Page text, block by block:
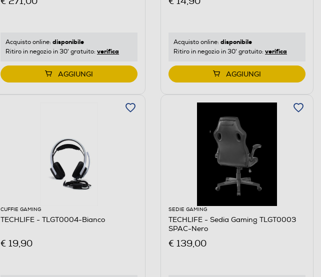
Acquisto online: disponibile
Ritiro in negozio in 30' gratuito: verifica
AGGIUNGI
Acquisto online: disponibile
Ritiro in negozio in 30' gratuito: verifica
AGGIUNGI
CUFFIE GAMING
TECHLIFE - TLGT0004-Bianco
€ 19,90
SEDIE GAMING
TECHLIFE - Sedia Gaming TLGT0003
SPAC-Nero
€ 139,00